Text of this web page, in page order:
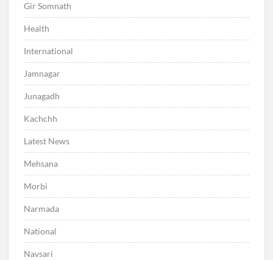
Gir Somnath
Health
International
Jamnagar
Junagadh
Kachchh
Latest News
Mehsana
Morbi
Narmada
National
Navsari